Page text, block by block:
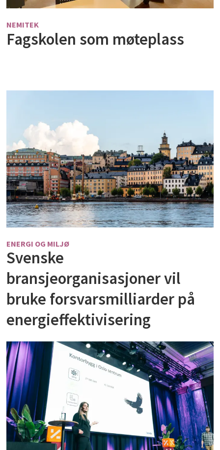
NEMITEK
Fagskolen som møteplass
ENERGI OG MILJØ
Svenske
bransjeorganisasjoner vil
bruke forsvarsmilliarder på
energieffektivisering